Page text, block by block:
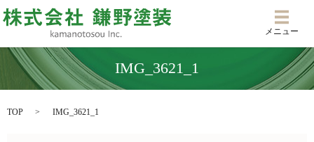
メニ
メニュー
IMG_3621_1
TOP IMG_3621_1